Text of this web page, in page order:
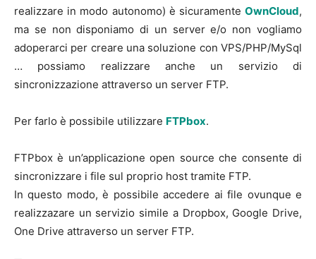
realizzare in modo autonomo) è sicuramente OwnCloud,
ma se non disponiamo di un server e/o non vogliamo
adoperarci per creare una soluzione con VPS/PHP/MySql
… possiamo realizzare anche un servizio di
sincronizzazione attraverso un server FTP.
Per farlo è possibile utilizzare FTPbox.
FTPbox è un’applicazione open source che consente di
sincronizzare i file sul proprio host tramite FTP.
In questo modo, è possibile accedere ai file ovunque e
realizzazare un servizio simile a Dropbox, Google Drive,
One Drive attraverso un server FTP.